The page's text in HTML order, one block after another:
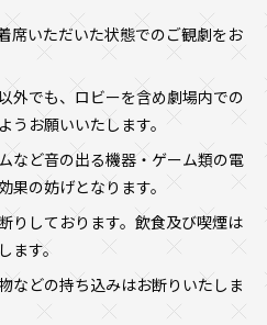
席いただいた状態でのご観劇をお
外でも、ロビーを含め劇場内での
うお願いいたします。
など音の出る機器・ゲーム類の電
の妨げとなります。
りしております。飲食及び喫煙は
す。
などの持ち込みはお断りいたしま